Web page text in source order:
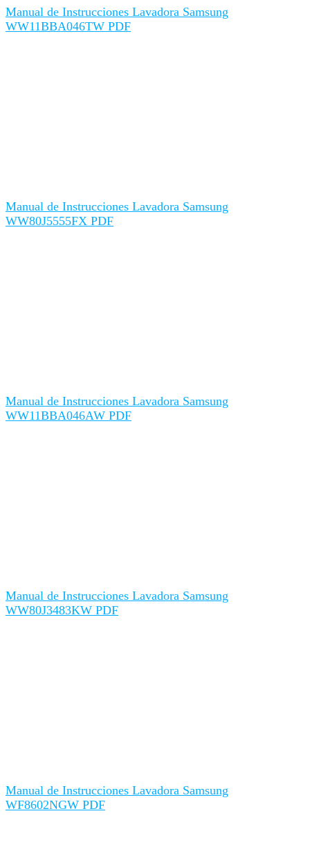
Manual de Instrucciones Lavadora Samsung
WW11BBA046TW PDF
Manual de Instrucciones Lavadora Samsung
WW80J5555FX PDF
Manual de Instrucciones Lavadora Samsung
WW11BBA046AW PDF
Manual de Instrucciones Lavadora Samsung
WW80J3483KW PDF
Manual de Instrucciones Lavadora Samsung
WF8602NGW PDF